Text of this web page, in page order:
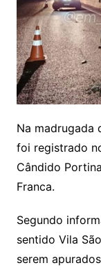
Na madrugada
foi registrado
Cândido
Franca.
Segundo
sentido Vila
serem